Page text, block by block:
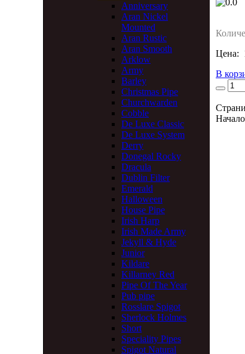
Anniversary
Aran Nickel
Mounted
Aran Rustic
Aran Smooth
Arklow
Army
Barley
Christmas Pipe
Churchwarden
Cobble
De Luxe Classic
De Luxe System
Derry
Donegal Rocky
Dracula
Dublin Filter
Emerald
Halloween
House Pipe
Irish Harp
Irish Made Army
Jekyll & Hyde
Junior
Kildare
Killarney Red
Pipe Of The Year
Pub pipe
Rosslare Spigot
Sherlock Holmes
Short
Speciality Pipes
Spigot Natural
Цена:
В